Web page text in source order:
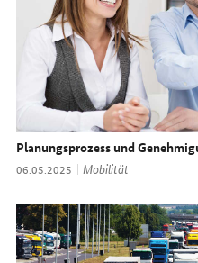
Planungsprozess und
Datum:
06.05.2025 Thema:
Mobilität